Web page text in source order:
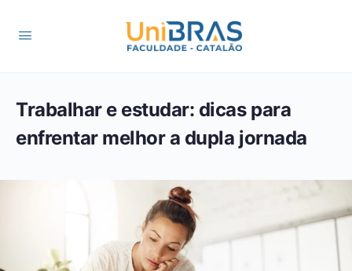
Trabalhar e estudar: dicas para
enfrentar melhor a dupla jornada